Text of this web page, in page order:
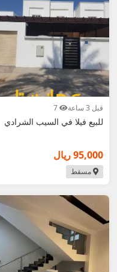
قبل 3 ساعة
للبيع فيلا في السيب الشرادي
95,000 ريال
مسقط